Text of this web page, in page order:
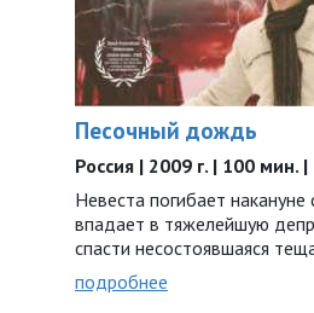
Песочный дождь
Россия | 2009 г. | 100 мин.
Невеста погибает
впадает в тяжелейшую
спасти несостоявшаяся
подробнее